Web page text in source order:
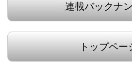
連載バックナ
トップペー